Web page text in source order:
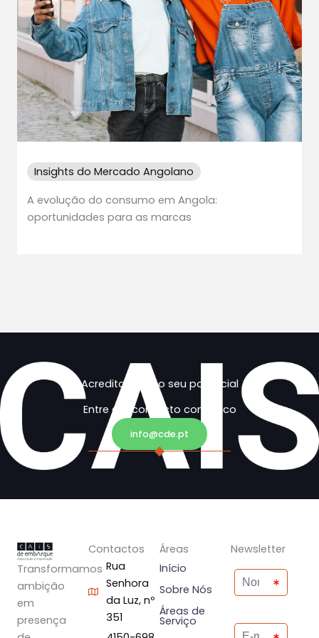
Insights do Mercado Angolano
A evolução do consumo em Angola:
oportunidades para as marcas
Acreditamos no seu potencial
Entre em contacto connosco
info@cde.pt
Transformamos
ambição
em
presença
Contactos
Rua
Senhora
da Luz, nº
351
Áreas
Início
Sobre Nós
Áreas de
Serviço
Newsletter